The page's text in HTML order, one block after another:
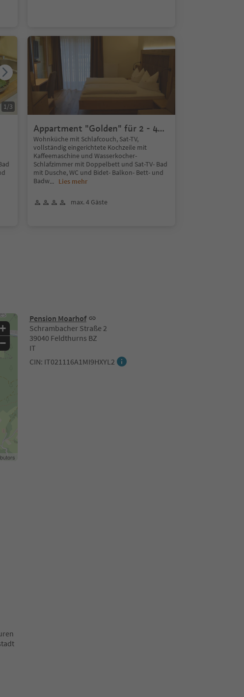
1/3
Appartment "Golden" für 2 - 4
Personen
Wohnküche mit Schlafcouch, Sat-TV,
vollständig eingerichtete Kochzeile mit
Kaffeemaschine und Wasserkocher-
Schlafzimmer mit Doppelbett und Sat-TV- Bad
mit Dusche, WC und Bidet- Balkon- Bett- und
Badw... Lies mehr
max. 4 Gäste
Pension Moarhof
Schrambacher Straße 2
39040 Feldthurns BZ
IT
CIN: IT021116A1MI9HXYL2
+
−